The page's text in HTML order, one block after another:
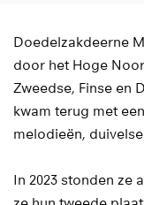
Doedelzakdeerne
door het Hoge
Zweedse, Finse en
kwam terug met
melodieën, duivelse
In 2023 stonden ze